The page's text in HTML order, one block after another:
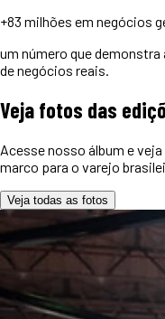
+83 milhões em negócios
um número que
de negócios reais.
Veja fotos das
Acesse nosso álbum e
marco para o varejo
Veja todas as fotos